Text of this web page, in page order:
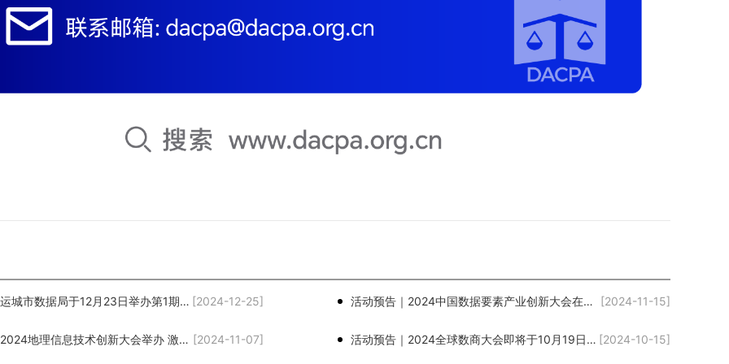
活动预告｜运城市数据局于12月23日举办第1期“数据大讲堂”活动 [2024-12-25] 活动预告｜2024中国数据要素产业创新大会在深开幕 [2024-11-15]
活动预告｜2024地理信息技术创新大会举办 激发数据潜能创新数智未来 [2024-11-07] 活动预告｜2024全球数商大会即将于10月19日-20日盛大开幕 [2024-10-15]